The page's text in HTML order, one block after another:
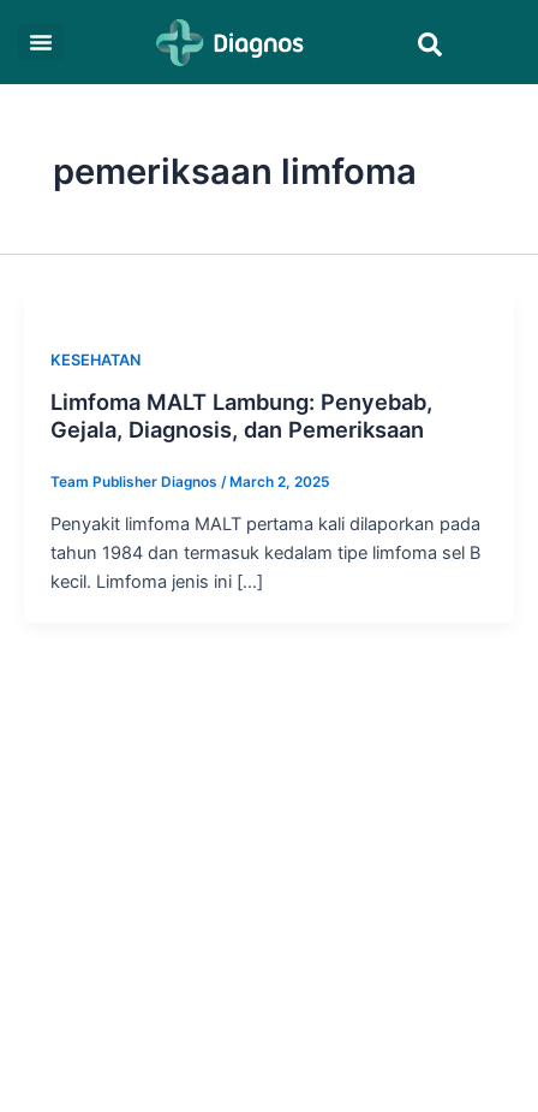
pemeriksaan limfoma
KESEHATAN
Limfoma MALT Lambung: Penyebab,
Gejala, Diagnosis, dan Pemeriksaan
Team Publisher Diagnos /March 2, 2025
Penyakit limfoma MALT pertama kali dilaporkan pada
tahun 1984 dan termasuk kedalam tipe limfoma sel B
kecil. Limfoma jenis ini […]